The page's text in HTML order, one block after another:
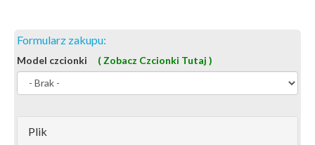
Formularz zakupu:
Model czcionki ( Zobacz Czcionki Tutaj )
Plik